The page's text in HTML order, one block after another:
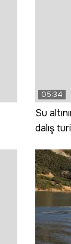
05:34
Su
dalış